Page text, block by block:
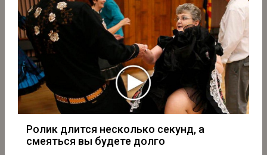
Ролик длится несколько секунд, а
смеяться вы будете долго